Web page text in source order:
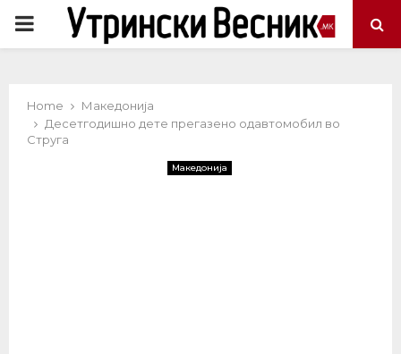
PRIMARY
Home
Македонија
Десетгодишно дете прегазено одавтомобил во
Струга
Македонија